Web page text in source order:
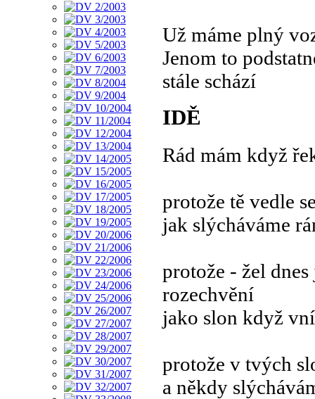
Už máme plný
Jenom to
stále schází
IDĚ
Rád mám když
protože tě vedle
jak slýcháváme
protože - žel
rozechvění
jako slon když
protože v tvých
a někdy